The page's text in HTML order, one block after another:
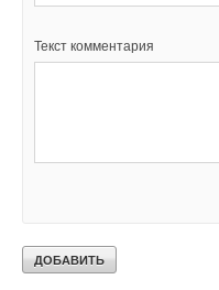
Текст комментария